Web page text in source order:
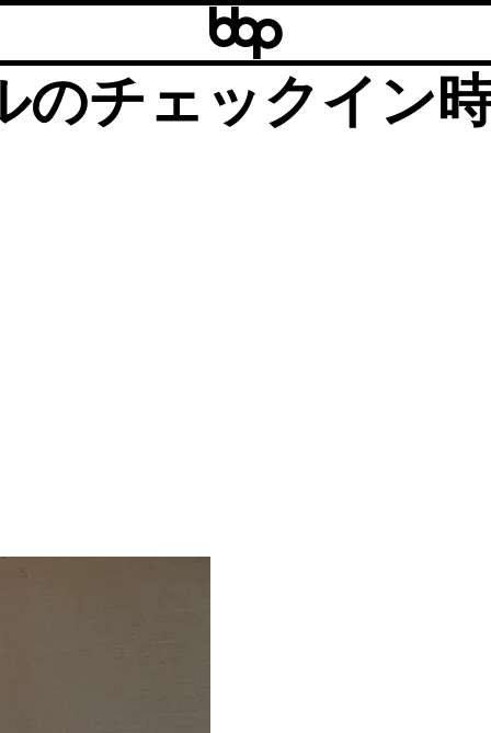
bbb
】DUKE’S
のチェックイン